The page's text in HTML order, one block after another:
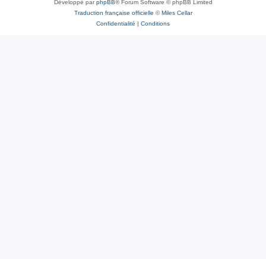
Développé parphpBB® Forum Software © phpBB Limited
Traduction française officielle ©Miles Cellar
Confidentialité | Conditions